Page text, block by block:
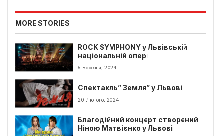
MORE STORIES
ROCK SYMPHONY у Львівській
національній опері
5 Березня, 2024
Спектакль” Земля” у Львові
20 Лютого, 2024
Благодійний концерт створений
Ніною Матвієнко у Львові